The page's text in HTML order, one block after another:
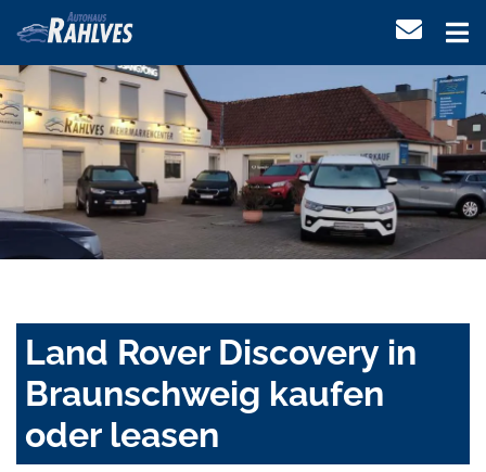
Land Rover Discovery in
Braunschweig kaufen
oder leasen